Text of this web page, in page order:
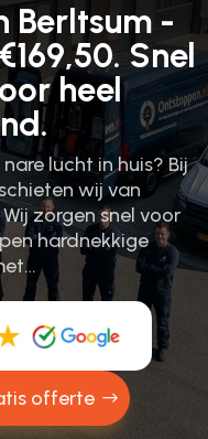
Berltsum -
Snel
heel
lucht in huis? Bij
wij van
zorgen snel voor
hardnekkige
offerte